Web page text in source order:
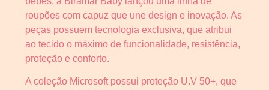
roupões com capuz que une design e inovação. As
peças possuem tecnologia exclusiva, que atribui
ao tecido o máximo de funcionalidade, resistência,
proteção e conforto.
A coleção Microsoft possui proteção U.V 50+, que